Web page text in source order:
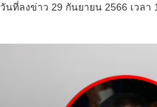
วันที่ลงข่าว 29 กันยายน 2566 เวลา